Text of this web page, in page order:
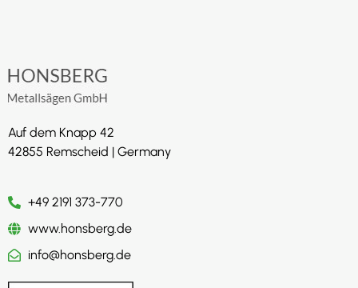
Auf dem Knapp 42
42855 Remscheid | Germany
+49 2191 373-770
www.honsberg.de
info@honsberg.de